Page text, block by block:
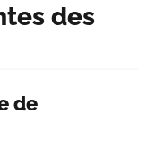
des
de